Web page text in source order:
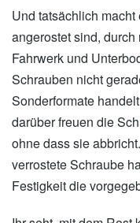
Und tatsächlich
angerostet sind,
Fahrwerk und
Schrauben nicht
Sonderformate
darüber freuen die
ohne dass sie
verrostete Schraube
Festigkeit die